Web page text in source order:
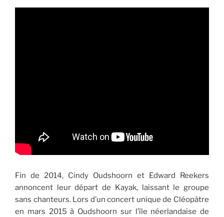
Fin de 2014, Cindy Oudshoorn et Edward Reekers
annoncent leur départ de Kayak, laissant le groupe
sans chanteurs. Lors d’un concert unique de Cléopâtre
en mars 2015 à Oudshoorn sur l’île néerlandaise de